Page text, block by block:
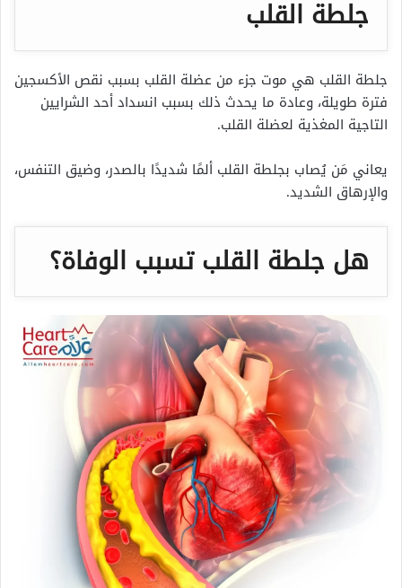
جلطة القلب
جلطة القلب هي موت جزء من عضلة القلب بسبب نقص الأكسجين
فترة طويلة، وعادة ما يحدث ذلك بسبب انسداد أحد الشرايين
التاجية المغذية لعضلة القلب.
يعاني مَن يُصاب بجلطة القلب ألمًا شديدًا بالصدر، وضيق التنفس،
والإرهاق الشديد.
هل جلطة القلب تسبب الوفاة؟